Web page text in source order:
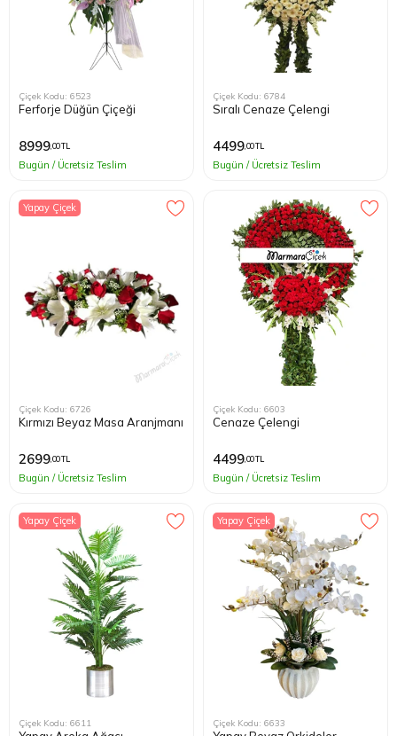
Çiçek Kodu: 6523
Ferforje Düğün Çiçeği
8999,00 TL
Bugün / Ücretsiz Teslim
Çiçek Kodu: 6784
Sıralı Cenaze Çelengi
4499,00 TL
Bugün / Ücretsiz Teslim
Yapay Çiçek
Çiçek Kodu: 6726
Kırmızı Beyaz Masa Aranjmanı
2699,00 TL
Bugün / Ücretsiz Teslim
Çiçek Kodu: 6603
Cenaze Çelengi
4499,00 TL
Bugün / Ücretsiz Teslim
Yapay Çiçek
Çiçek Kodu: 6611
Yapay Çiçek
Çiçek Kodu: 6633